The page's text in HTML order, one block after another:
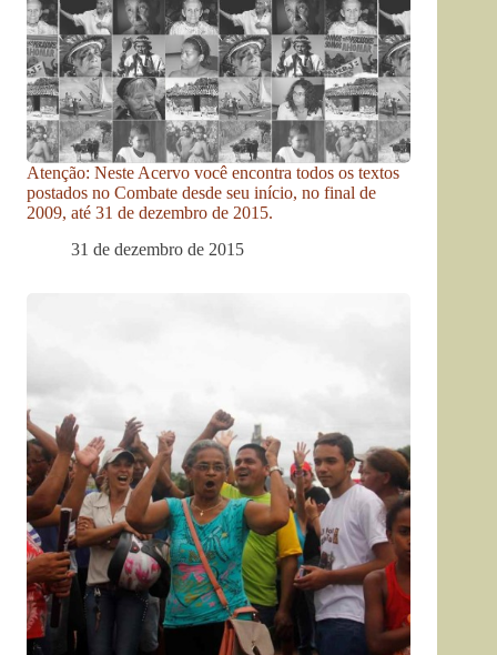
Atenção: Neste Acervo você encontra todos os textos
postados no Combate desde seu início, no final de
2009, até 31 de dezembro de 2015.
31 de dezembro de 2015